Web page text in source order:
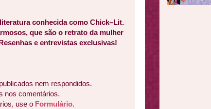
conhecida como Chick–Lit.
que são o retrato da mulher
e entrevistas exclusivas!
nem respondidos.
nos comentários.
use o Formulário.